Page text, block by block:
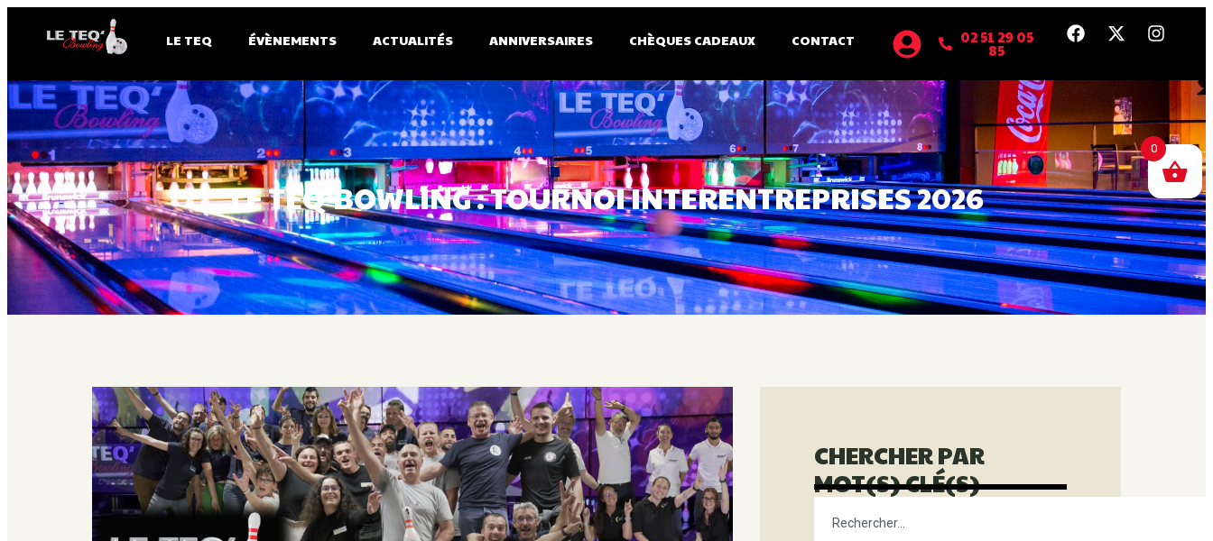
LE TEQ ÉVÈNEMENTS ACTUALITÉS ANNIVERSAIRES CHÈQUES CADEAUX CONTACT 02 51 29 05
85
LE TEQ’BOWLING : TOURNOI INTERENTREPRISES 2026
CHERCHER PAR
MOT(S) CLÉ(S)
0